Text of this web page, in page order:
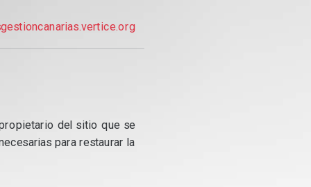
del sitio que se
para restaurar la